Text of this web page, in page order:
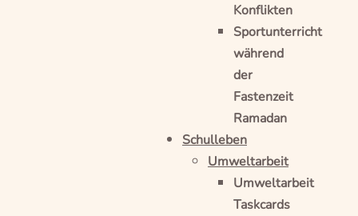
Konflikten
Sportunterricht
während
der
Fastenzeit
Ramadan
Schulleben
Umweltarbeit
Umweltarbeit
Taskcards